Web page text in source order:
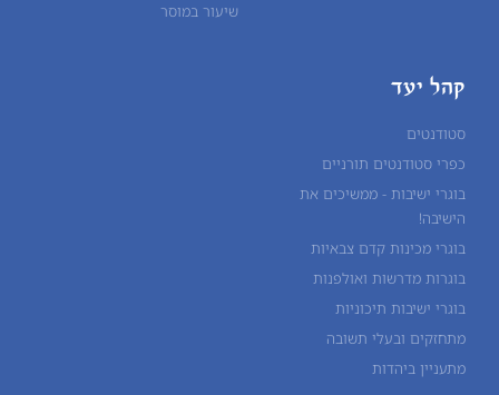
שיעור במוסר
קהל יעד
סטודנטים
כפרי סטודנטים תורניים
בוגרי ישיבות - ממשיכים את
הישיבה!
בוגרי מכינות קדם צבאיות
בוגרות מדרשות ואולפנות
בוגרי ישיבות תיכוניות
מתחזקים ובעלי תשובה
מתעניין ביהדות